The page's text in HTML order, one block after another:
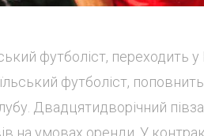
футболіст, переходить
футболіст,
Двадцятидворічний